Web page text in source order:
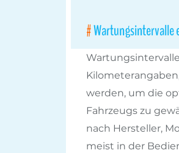
Wartungsintervalle
werden, um die
Fahrzeugs zu
nach Hersteller,
meist in der